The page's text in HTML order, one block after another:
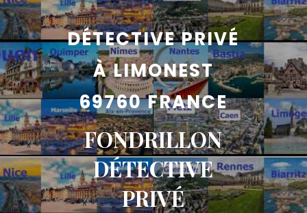
DÉTECTIVE PRIVÉ
À LIMONEST
69760 FRANCE
FONDRILLON
DÉTECTIVE
PRIVÉ